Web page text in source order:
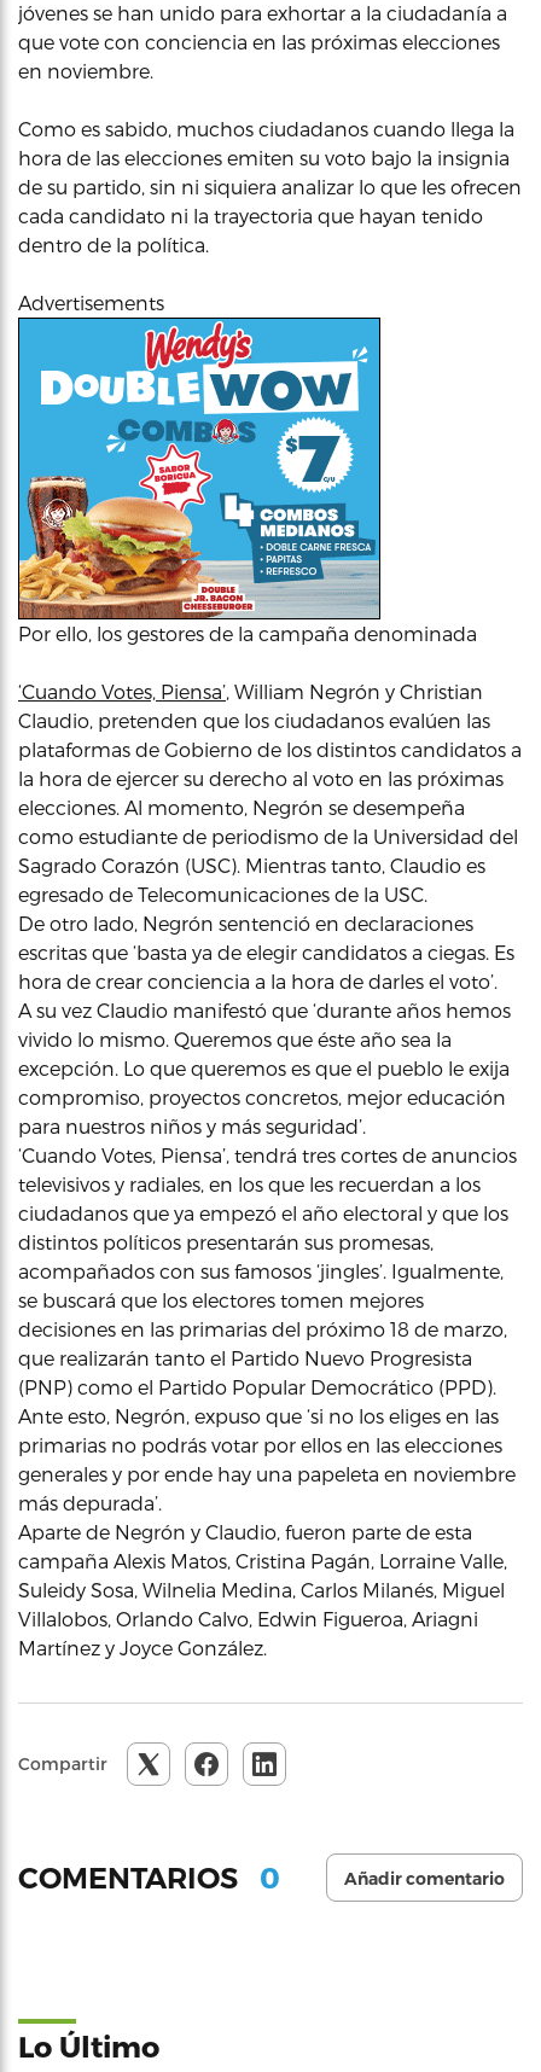
jóvenes se han unido para exhortar a la ciudadanía a
que vote con conciencia en las próximas elecciones
en noviembre.
Como es sabido, muchos ciudadanos cuando llega la
hora de las elecciones emiten su voto bajo la insignia
de su partido, sin ni siquiera analizar lo que les ofrecen
cada candidato ni la trayectoria que hayan tenido
dentro de la política.
Advertisements
Por ello, los gestores de la campaña denominada
‘Cuando Votes, Piensa’, William Negrón y Christian
Claudio, pretenden que los ciudadanos evalúen las
plataformas de Gobierno de los distintos candidatos a
la hora de ejercer su derecho al voto en las próximas
elecciones. Al momento, Negrón se desempeña
como estudiante de periodismo de la Universidad del
Sagrado Corazón (USC). Mientras tanto, Claudio es
egresado de Telecomunicaciones de la USC.
De otro lado, Negrón sentenció en declaraciones
escritas que ‘basta ya de elegir candidatos a ciegas. Es
hora de crear conciencia a la hora de darles el voto’.
A su vez Claudio manifestó que ‘durante años hemos
vivido lo mismo. Queremos que éste año sea la
excepción. Lo que queremos es que el pueblo le exija
compromiso, proyectos concretos, mejor educación
para nuestros niños y más seguridad’.
‘Cuando Votes, Piensa’, tendrá tres cortes de anuncios
televisivos y radiales, en los que les recuerdan a los
ciudadanos que ya empezó el año electoral y que los
distintos políticos presentarán sus promesas,
acompañados con sus famosos ‘jingles’. Igualmente,
se buscará que los electores tomen mejores
decisiones en las primarias del próximo 18 de marzo,
que realizarán tanto el Partido Nuevo Progresista
(PNP) como el Partido Popular Democrático (PPD).
Ante esto, Negrón, expuso que ‘si no los eliges en las
primarias no podrás votar por ellos en las elecciones
generales y por ende hay una papeleta en noviembre
más depurada’.
Aparte de Negrón y Claudio, fueron parte de esta
campaña Alexis Matos, Cristina Pagán, Lorraine Valle,
Suleidy Sosa, Wilnelia Medina, Carlos Milanés, Miguel
Villalobos, Orlando Calvo, Edwin Figueroa, Ariagni
Martínez y Joyce González.
Compartir
COMENTARIOS 0 Añadir comentario
Lo Último